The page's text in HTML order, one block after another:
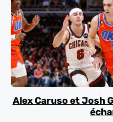
Alex Caruso et Josh